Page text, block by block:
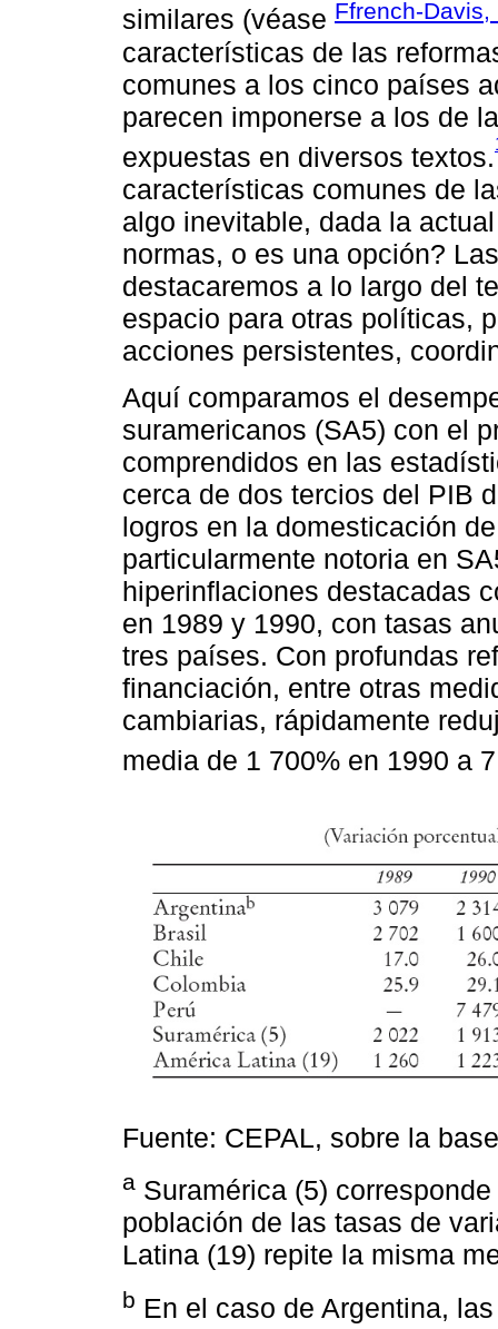
similares (véase Ffrench-Davis,
características de las
comunes a los cinco países
parecen imponerse a los de
expuestas en diversos textos.
características comunes de
algo inevitable, dada la
normas, o es una opción?
destacaremos a lo largo del
espacio para otras políticas,
acciones persistentes,
Aquí comparamos el
suramericanos (SA5) con el
comprendidos en las
cerca de dos tercios del PIB
logros en la domesticación
particularmente notoria en
hiperinflaciones destacadas
en 1989 y 1990, con tasas
tres países. Con profundas
financiación, entre otras
cambiarias, rápidamente
media de 1 700% en 1990 a
Fuente: CEPAL, sobre la
a Suramérica (5)
población de las tasas de
Latina (19) repite la misma
b En el caso de Argentina,